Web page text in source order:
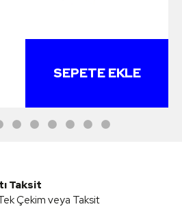
SEPETE EKLE
Taksit
Çekim veya Taksit